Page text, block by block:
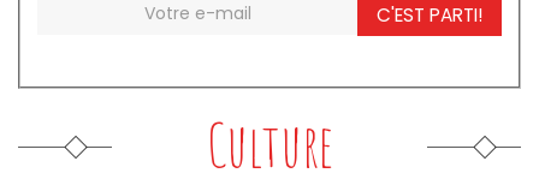
C'EST PARTI!
Culture